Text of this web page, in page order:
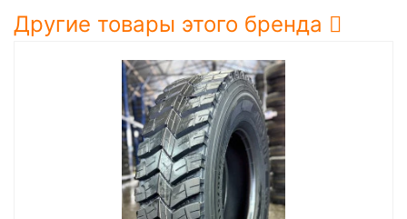
Другие товары этого бренда